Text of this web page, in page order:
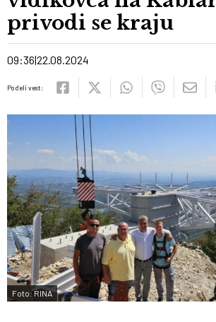
privodi se kraju
09:36 22.08.2024
Podeli vest:
Foto: RINA